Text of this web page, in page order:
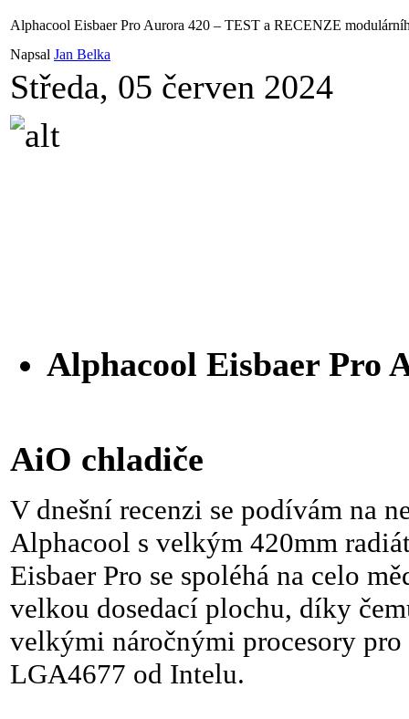
Alphacool Eisbaer Pro Aurora 420 – TEST a RECENZE
Napsal Jan Belka
Středa, 05 červen 2024
Alphacool Eisbaer Pro
AiO chladiče
V dnešní recenzi se podívám na
Alphacool s velkým 420mm
Eisbaer Pro se spoléhá na celo
velkou dosedací plochu, díky
velkými náročnými procesory
LGA4677 od Intelu.